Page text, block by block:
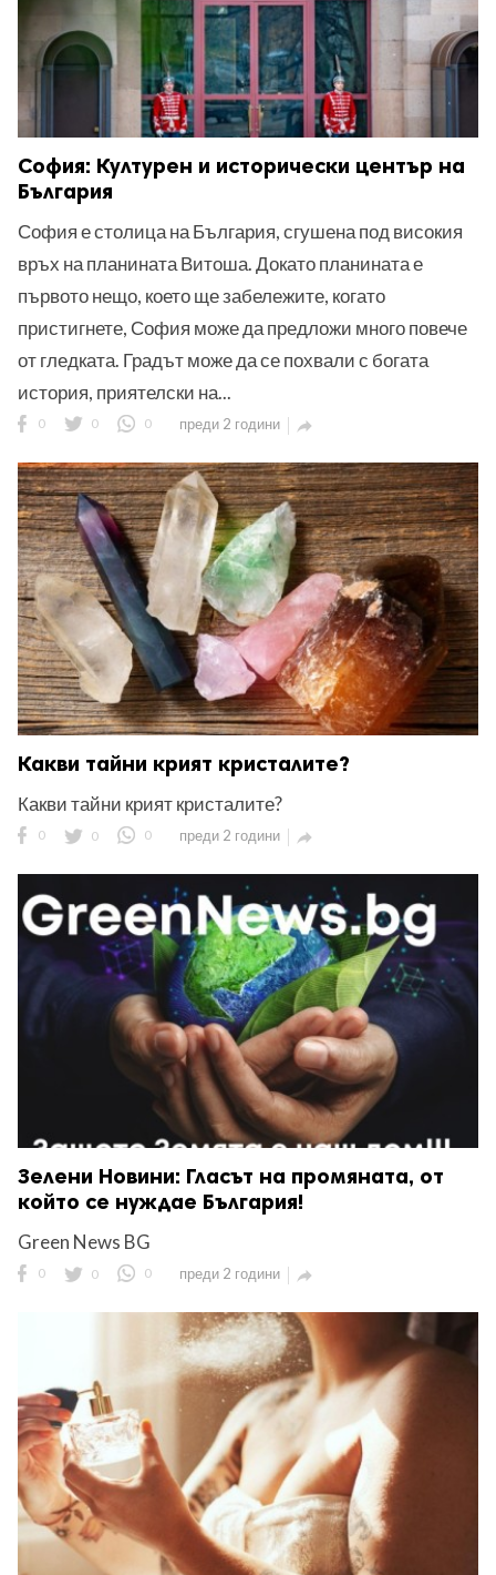
София: Културен и исторически център на
България
София е столица на България, сгушена под високия
връх на планината Витоша. Докато планината е
първото нещо, което ще забележите, когато
пристигнете, София може да предложи много повече
от гледката. Градът може да се похвали с богата
история, приятелски на...
0 0 0 преди 2 години 
Какви тайни крият кристалите?
Какви тайни крият кристалите?
0 0 0 преди 2 години 
Зелени Новини: Гласът на промяната, от
който се нуждае България!
Green News BG
0 0 0 преди 2 години 